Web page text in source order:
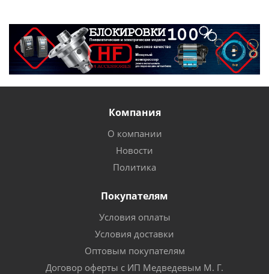
Компания
О компании
Новости
Политика
Покупателям
Условия оплаты
Условия доставки
Оптовым покупателям
Договор оферты с ИП Медведевым М. Г.